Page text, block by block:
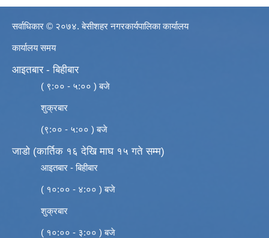
सर्वाधिकार © २०७४. बेसीशहर नगरकार्यपालिका कार्यालय
कार्यालय समय
आइतबार - बिहीबार
( ९:०० - ५:०० ) बजे
शुक्रबार
(९:०० - ५:०० ) बजे
जाडो (कार्तिक १६ देखि माघ १५ गते सम्म)
आइतबार - बिहीबार
( १०:०० - ४:०० ) बजे
शुक्रबार
( १०:०० - ३:०० ) बजे